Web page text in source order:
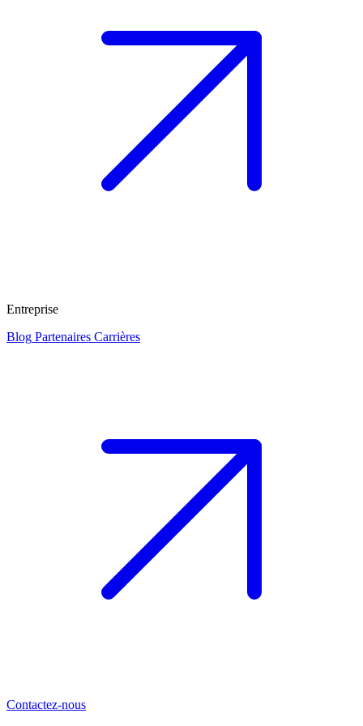
Entreprise
Blog Partenaires Carrières
Contactez-nous